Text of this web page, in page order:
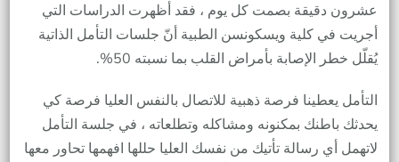
عشرون دقيقة بصمت كل يوم ، فقد أظهرت الدراسات التي
أجريت في كلية ويسكونسن الطبية أنّ جلسات التأمل الذاتية
يُقلّل خطر الإصابة بأمراض القلب بما نسبته 50%.
التأمل يعطينا فرصة ذهبية للاتصال بالنفس العليا فرصة كي
يحدثك باطنك بمكنونه ومشاكله وتطلعاته ، في جلسة التأمل
لاتهمل أي رسالة تأتيك من نفسك العليا حللها افهمها تحاور معها